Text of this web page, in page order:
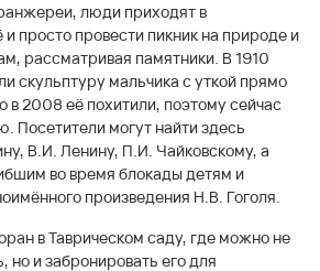
люди приходят в
просто провести пикник на природе и
рассматривая памятники. В 1910
скульптуру мальчика с уткой прямо
в 2008 её похитили, поэтому сейчас
Посетители могут найти здесь
В.И. Ленину, П.И. Чайковскому, а
во время блокады детям и
произведения Н.В. Гоголя.
в Таврическом саду, где можно не
но и забронировать его для